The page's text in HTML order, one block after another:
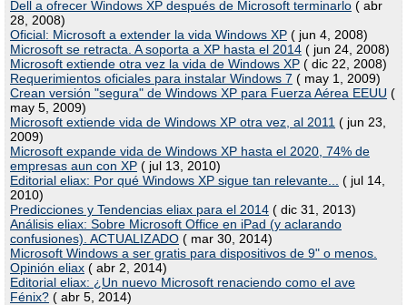
Dell a ofrecer Windows XP después de Microsoft terminarlo ( abr
28, 2008)
Oficial: Microsoft a extender la vida Windows XP ( jun 4, 2008)
Microsoft se retracta. A soporta a XP hasta el 2014 ( jun 24, 2008)
Microsoft extiende otra vez la vida de Windows XP ( dic 22, 2008)
Requerimientos oficiales para instalar Windows 7 ( may 1, 2009)
Crean versión "segura" de Windows XP para Fuerza Aérea EEUU (
may 5, 2009)
Microsoft extiende vida de Windows XP otra vez, al 2011 ( jun 23,
2009)
Microsoft expande vida de Windows XP hasta el 2020, 74% de
empresas aun con XP ( jul 13, 2010)
Editorial eliax: Por qué Windows XP sigue tan relevante...
( jul 14,
2010)
Predicciones y Tendencias eliax para el 2014 ( dic 31, 2013)
Análisis eliax: Sobre Microsoft Office en iPad (y aclarando
confusiones). ACTUALIZADO ( mar 30, 2014)
Microsoft Windows a ser gratis para dispositivos de 9" o menos.
Opinión eliax ( abr 2, 2014)
Editorial eliax: ¿Un nuevo Microsoft renaciendo como el ave
Fénix? ( abr 5, 2014)